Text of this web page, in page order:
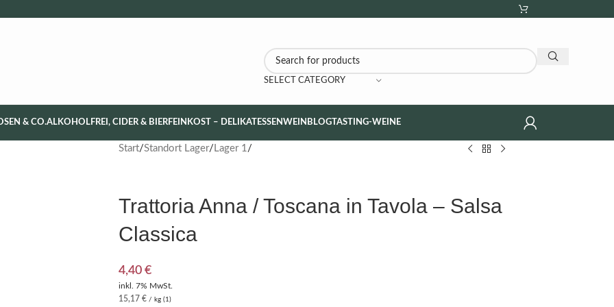
SELECT CATEGORY
& CO.ALKOHOLFREI, CIDER & BIERFEINKOST – DELIKATESSENWEINBLOGTASTING-WEINE
Start Standort Lager Lager 1
Trattoria Anna / Toscana in Tavola – Salsa
Classica
4,40 €
inkl. 7% MwSt.
15,17 € / kg (1)